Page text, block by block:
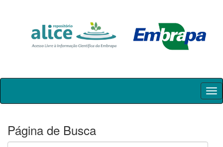
Skip
Página de Busca